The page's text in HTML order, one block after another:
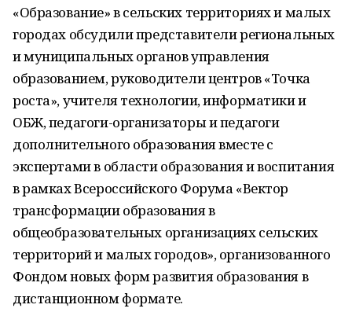
«Образование» в сельских территориях и малых
городах обсудили представители региональных
и муниципальных органов управления
образованием, руководители центров «Точка
роста», учителя технологии, информатики и
ОБЖ, педагоги-организаторы и педагоги
дополнительного образования вместе с
экспертами в области образования и воспитания
в рамках Всероссийского Форума «Вектор
трансформации образования в
общеобразовательных организациях сельских
территорий и малых городов», организованного
Фондом новых форм развития образования в
дистанционном формате.